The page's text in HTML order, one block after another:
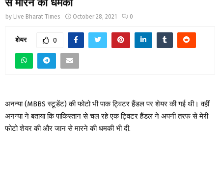
से मारने की धमकी
by Live Bharat Times October 28, 2021 0
शेयर 0
अनन्या (MBBS स्टूडेंट) की फोटो भी पाक ट्विटर हैंडल पर शेयर की गई थी। वहीं
अनन्या ने बताया कि पाकिस्तान से चल रहे एक ट्विटर हैंडल ने अपनी तरफ से मेरी
फोटो शेयर की और जान से मारने की धमकी भी दी.